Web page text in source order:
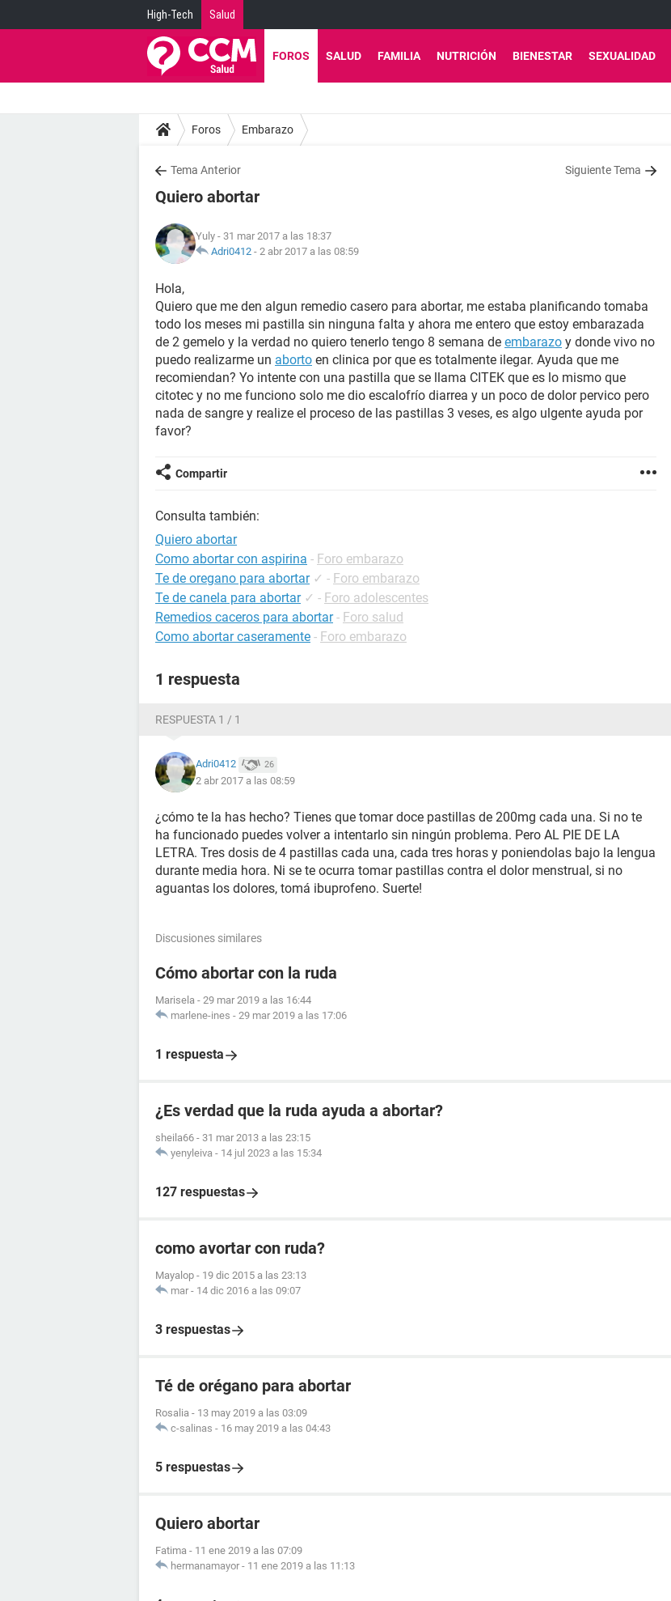
High-Tech Salud
FOROS SALUD FAMILIA NUTRICIÓN BIENESTAR SEXUALIDAD
Foros Embarazo
Tema Anterior Siguiente Tema
Quiero abortar
Yuly - 31 mar 2017 a las 18:37
Adri0412 - 2 abr 2017 a las 08:59
Hola,
Quiero que me den algun remedio casero para abortar, me estaba planificando tomaba
todo los meses mi pastilla sin ninguna falta y ahora me entero que estoy embarazada
de 2 gemelo y la verdad no quiero tenerlo tengo 8 semana de embarazo y donde vivo no
puedo realizarme un aborto en clinica por que es totalmente ilegar. Ayuda que me
recomiendan? Yo intente con una pastilla que se llama CITEK que es lo mismo que
citotec y no me funciono solo me dio escalofrío diarrea y un poco de dolor pervico pero
nada de sangre y realize el proceso de las pastillas 3 veses, es algo ulgente ayuda por
favor?
Compartir
Consulta también:
Quiero abortar
Como abortar con aspirina - Foro embarazo
Te de oregano para abortar ✓ - Foro embarazo
Te de canela para abortar ✓ - Foro adolescentes
Remedios caceros para abortar - Foro salud
Como abortar caseramente - Foro embarazo
1 respuesta
RESPUESTA 1 / 1
Adri0412 26
2 abr 2017 a las 08:59
¿cómo te la has hecho? Tienes que tomar doce pastillas de 200mg cada una. Si no te
ha funcionado puedes volver a intentarlo sin ningún problema. Pero AL PIE DE LA
LETRA. Tres dosis de 4 pastillas cada una, cada tres horas y poniendolas bajo la lengua
durante media hora. Ni se te ocurra tomar pastillas contra el dolor menstrual, si no
aguantas los dolores, tomá ibuprofeno. Suerte!
Discusiones similares
Cómo abortar con la ruda
Marisela - 29 mar 2019 a las 16:44
marlene-ines - 29 mar 2019 a las 17:06
1 respuesta
¿Es verdad que la ruda ayuda a abortar?
sheila66 - 31 mar 2013 a las 23:15
yenyleiva - 14 jul 2023 a las 15:34
127 respuestas
como avortar con ruda?
Mayalop - 19 dic 2015 a las 23:13
mar - 14 dic 2016 a las 09:07
3 respuestas
Té de orégano para abortar
Rosalia - 13 may 2019 a las 03:09
c-salinas - 16 may 2019 a las 04:43
5 respuestas
Quiero abortar
Fatima - 11 ene 2019 a las 07:09
hermanamayor - 11 ene 2019 a las 11:13